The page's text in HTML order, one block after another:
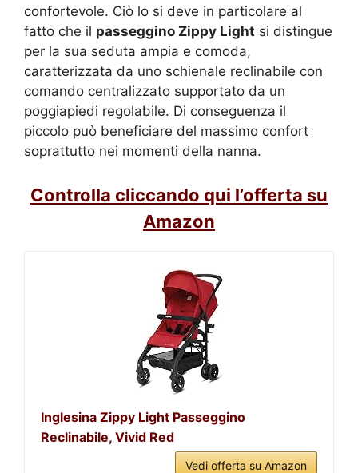
confortevole. Ciò lo si deve in particolare al
fatto che il passeggino Zippy Light si distingue
per la sua seduta ampia e comoda,
caratterizzata da uno schienale reclinabile con
comando centralizzato supportato da un
poggiapiedi regolabile. Di conseguenza il
piccolo può beneficiare del massimo confort
soprattutto nei momenti della nanna.
Controlla cliccando qui l’offerta su
Amazon
Inglesina Zippy Light Passeggino
Reclinabile, Vivid Red
Vedi offerta su Amazon